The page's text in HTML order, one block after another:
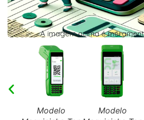
A imagem acima é
Modelo
Modelo